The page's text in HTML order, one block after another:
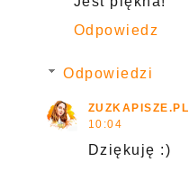
Odpowiedz
Odpowiedzi
ZUZKAPISZE.PL
10:04
Dziękuję :)